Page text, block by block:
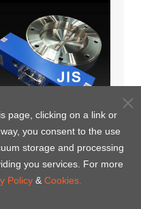
page, clicking on a link or
you consent to the use
storage and processing
you services. For more
Policy & Cookies.